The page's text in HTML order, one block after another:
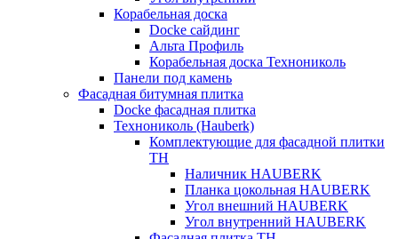
Корабельная доска
Docke сайдинг
Альта Профиль
Корабельная доска Технониколь
Панели под камень
Фасадная битумная плитка
Docke фасадная плитка
Технониколь (Hauberk)
Комплектующие для фасадной плитки
ТН
Наличник HAUBERK
Планка цокольная HAUBERK
Угол внешний HAUBERK
Угол внутренний HAUBERK